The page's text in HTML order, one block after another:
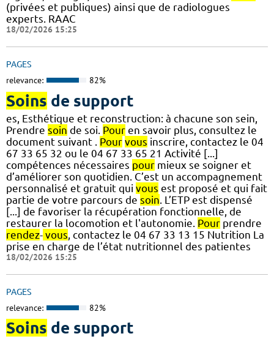
(privées et publiques) ainsi que de radiologues
experts. RAAC
18/02/2026 15:25
PAGES
relevance: 82%
Soins de support
es, Esthétique et reconstruction: à chacune son sein,
Prendre soin de soi. Pour en savoir plus, consultez le
document suivant . Pour vous inscrire, contactez le 04
67 33 65 32 ou le 04 67 33 65 21 Activité [...]
compétences nécessaires pour mieux se soigner et
d’améliorer son quotidien. C’est un accompagnement
personnalisé et gratuit qui vous est proposé et qui fait
partie de votre parcours de soin . L’ETP est dispensé
[...] de favoriser la récupération fonctionnelle, de
restaurer la locomotion et l'autonomie. Pour prendre
rendez- vous , contactez le 04 67 33 13 15 Nutrition La
prise en charge de l’état nutritionnel des patientes
18/02/2026 15:25
PAGES
relevance: 82%
Soins de support